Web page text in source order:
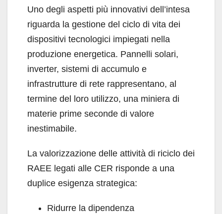
Uno degli aspetti più innovativi dell’intesa
riguarda la gestione del ciclo di vita dei
dispositivi tecnologici impiegati nella
produzione energetica. Pannelli solari,
inverter, sistemi di accumulo e
infrastrutture di rete rappresentano, al
termine del loro utilizzo, una miniera di
materie prime seconde di valore
inestimabile.
La valorizzazione delle attività di riciclo dei
RAEE legati alle CER risponde a una
duplice esigenza strategica:
Ridurre la dipendenza